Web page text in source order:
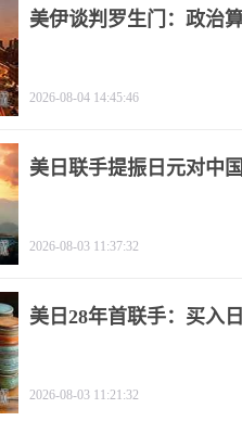
美伊谈判罗生门：政治
2026-08-04 14:45:46
美日联手提振日元对中
2026-08-03 11:37:32
美日28年首联手：买入
2026-08-03 11:21:32